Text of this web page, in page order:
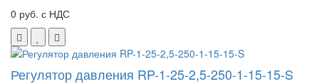
0 руб. с НДС
Регулятор давления RP-1-25-2,5-250-1-15-15-S